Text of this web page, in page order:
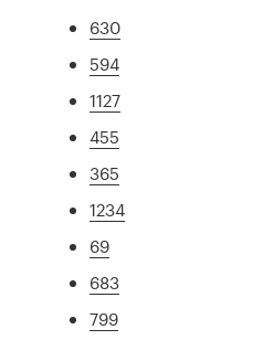
630
594
1127
455
365
1234
69
683
799